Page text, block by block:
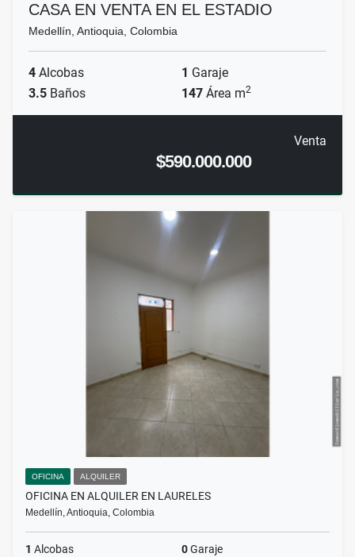
CASA EN VENTA EN EL ESTADIO
Medellín, Antioquia, Colombia
4 Alcobas 1 Garaje
3.5 Baños 147 Área m2
Venta
$590.000.000
OFICINA ALQUILER
OFICINA EN ALQUILER EN LAURELES
Medellín, Antioquia, Colombia
1 Alcobas 0Garaje